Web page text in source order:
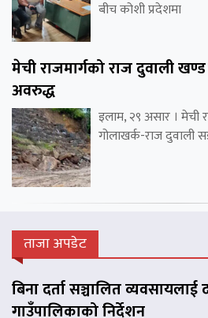
बीच कोशी प्रदेशमा
मेची राजमार्गको राज दुवाली
अवरुद्ध
इलाम, २९ असार । मेची
गोलाखर्क-राज
ताजा अपडेट
बिना दर्ता सञ्चालित व्यवसायलाई
गाउँपालिकाको निर्देशन